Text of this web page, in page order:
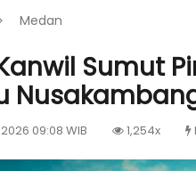
Medan
Sumut
09:08 WIB 1,254x